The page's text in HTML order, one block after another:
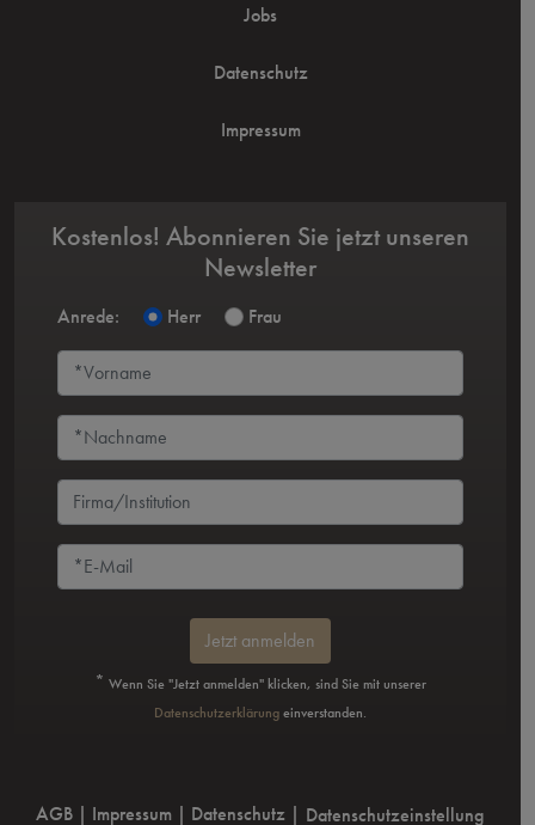
Jobs
Datenschutz
Impressum
Kostenlos! Abonnieren Sie jetzt unseren
Newsletter
Anrede: Herr Frau
Jetzt anmelden
* Wenn Sie "Jetzt anmelden" klicken, sind Sie mit unserer
Datenschutzerklärungeinverstanden.
AGB | Impressum | Datenschutz | Datenschutzeinstellung